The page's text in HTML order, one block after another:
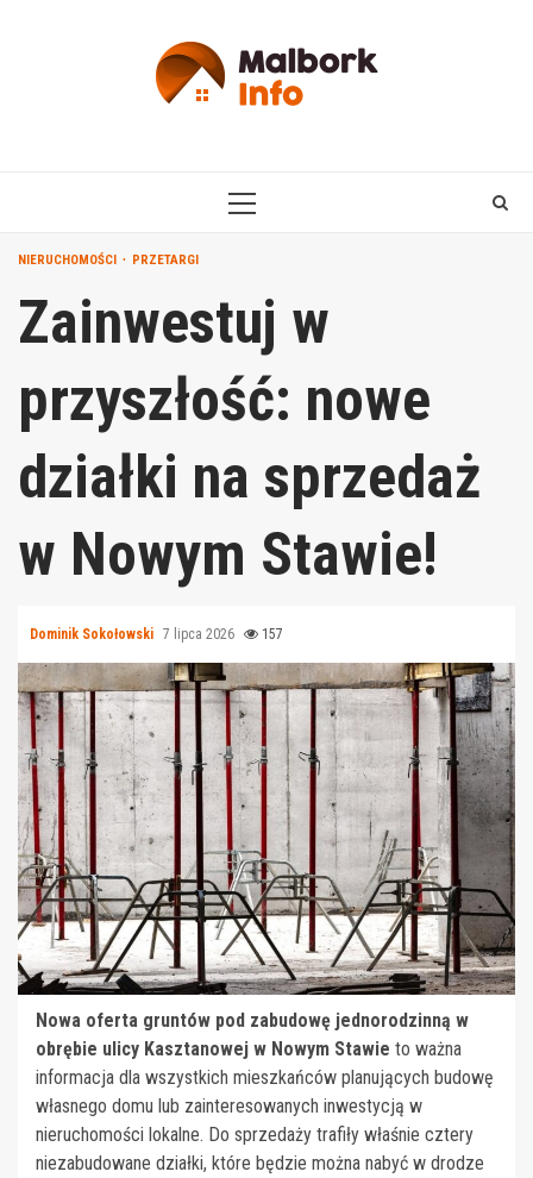
PRIMARY
NIERUCHOMOŚCI PRZETARGI
Zainwestuj w
przyszłość: nowe
działki na sprzedaż
w Nowym Stawie!
Dominik Sokołowski 7 lipca 2026 157
Nowa oferta gruntów pod zabudowę jednorodzinną w
obrębie ulicy Kasztanowej w Nowym Stawie to ważna
informacja dla wszystkich mieszkańców planujących budowę
własnego domu lub zainteresowanych inwestycją w
nieruchomości lokalne. Do sprzedaży trafiły właśnie cztery
niezabudowane działki, które będzie można nabyć w drodze